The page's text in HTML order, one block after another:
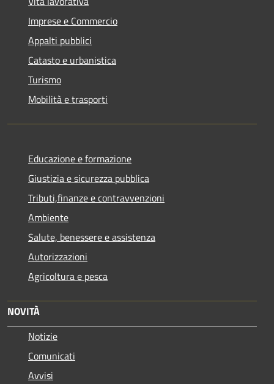
Imprese e Commercio
Appalti pubblici
Catasto e urbanistica
Turismo
Mobilità e trasporti
Educazione e formazione
Giustizia e sicurezza pubblica
Tributi,finanze e contravvenzioni
Ambiente
Salute, benessere e assistenza
Autorizzazioni
Agricoltura e pesca
NOVITÀ
Notizie
Comunicati
Avvisi